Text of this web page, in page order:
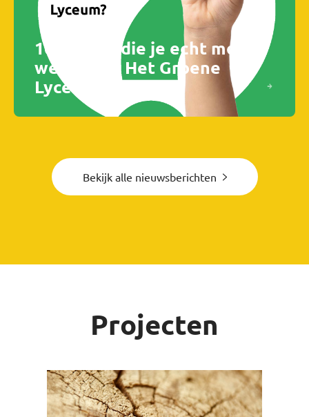
10 Dingen die je echt moet
weten van Het Groene
Lyceum
Bekijk alle nieuwsberichten
Projecten